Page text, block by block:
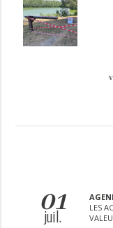
01
juil.
LES